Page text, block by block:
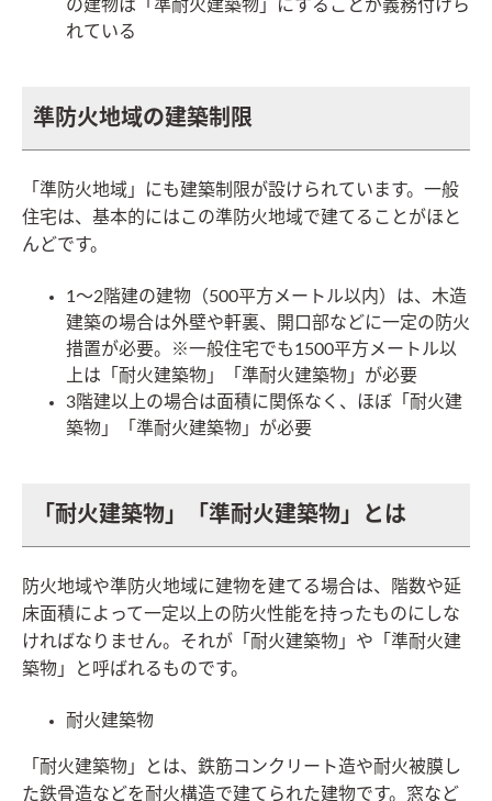
の建物は「準耐火建築物」にすることが義務付けら
れている
準防火地域の建築制限
「準防火地域」にも建築制限が設けられています。一般
住宅は、基本的にはこの準防火地域で建てることがほと
んどです。
1〜2階建の建物（500平方メートル以内）は、木造
建築の場合は外壁や軒裏、開口部などに一定の防火
措置が必要。※一般住宅でも1500平方メートル以
上は「耐火建築物」「準耐火建築物」が必要
3階建以上の場合は面積に関係なく、ほぼ「耐火建
築物」「準耐火建築物」が必要
「耐火建築物」「準耐火建築物」とは
防火地域や準防火地域に建物を建てる場合は、階数や延
床面積によって一定以上の防火性能を持ったものにしな
ければなりません。それが「耐火建築物」や「準耐火建
築物」と呼ばれるものです。
耐火建築物
「耐火建築物」とは、鉄筋コンクリート造や耐火被膜し
た鉄骨造などを耐火構造で建てられた建物です。窓など